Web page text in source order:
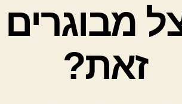
מבוגרים
זאת?